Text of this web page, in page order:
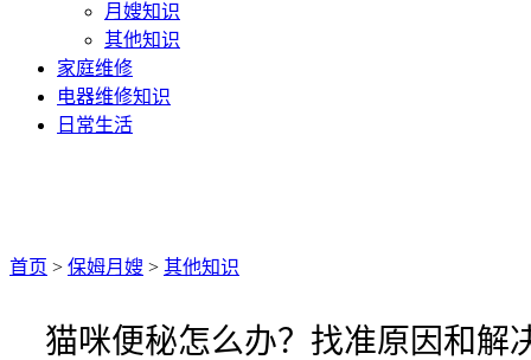
月嫂知识
其他知识
家庭维修
电器维修知识
日常生活
首页 > 保姆月嫂 > 其他知识
猫咪便秘怎么办？找准原因和解